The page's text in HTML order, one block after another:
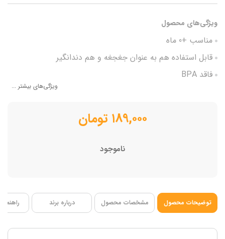
ویژگی‌های محصول
مناسب +0 ماه
قابل استفاده هم به عنوان جغجغه و هم دندانگیر
فاقد BPA
ویژگی‌های بیشتر ...
۱۸۹,۰۰۰ تومان
ناموجود
توضیحات محصول مشخصات محصول درباره برند